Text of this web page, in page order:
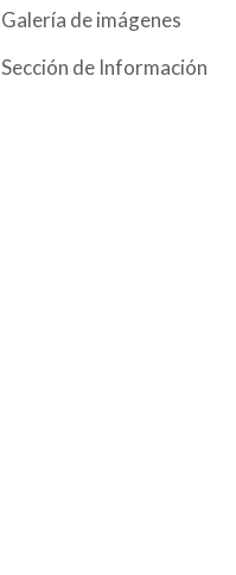
Galería de imágenes
Sección de Información